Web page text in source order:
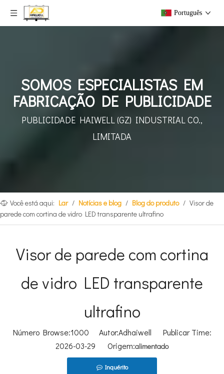
Português
SOMOS ESPECIALISTAS EM
FABRICAÇÃO DE PUBLICIDADE
PUBLICIDADE HAIWELL (GZ) INDUSTRIAL CO.,
LIMITADA
Você está aqui: Lar / Notícias e blog / Blog do produto / Visor de
parede com cortina de vidro LED transparente ultrafino
Visor de parede com cortina
de vidro LED transparente
ultrafino
Número Browse:1000 Autor:Adhaiwell Publicar Time:
2026-03-29 Origem:alimentado
Inquérito